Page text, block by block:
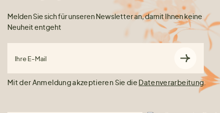
Melden Sie sich für unseren Newsletter an, damit Ihnen keine
Neuheit entgeht
Ihre E-Mail
Mit der Anmeldung akzeptieren Sie die Datenverarbeitung.